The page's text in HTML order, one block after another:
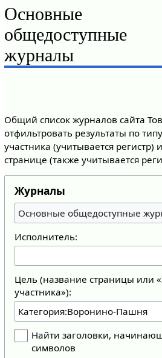
Основные
общедоступные
журналы
Общий список журналов сайта
отфильтровать результаты по
участника (учитывается регистр)
странице (также учитывается
Журналы
Основные общедоступные
Исполнитель:
Цель (название страницы или
участника»):
Найти заголовки,
символов